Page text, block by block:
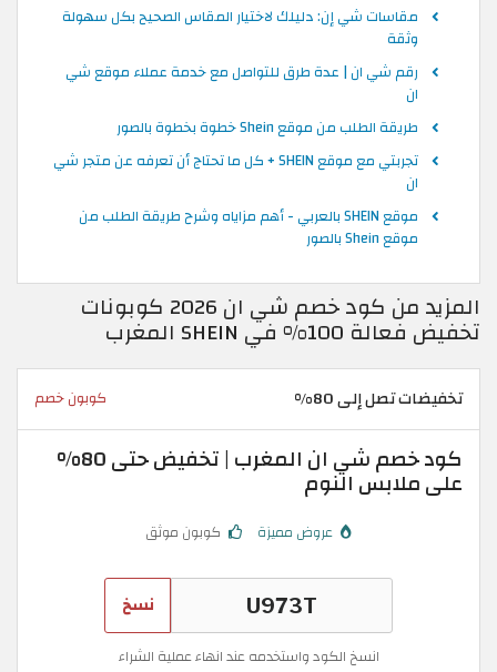
مقاسات شي إن: دليلك لاختيار المقاس الصحيح بكل سهولة
وثقة
رقم شي ان | عدة طرق للتواصل مع خدمة عملاء موقع شي
ان
طريقة الطلب من موقع Shein خطوة بخطوة بالصور
تجربتي مع موقع SHEIN + كل ما تحتاج أن تعرفه عن متجر شي
ان
موقع SHEIN بالعربي - أهم مزاياه وشرح طريقة الطلب من
موقع Shein بالصور
المزيد من كود خصم شي ان 2026 كوبونات
تخفيض فعالة 100% في SHEIN المغرب
تخفيضات تصل إلى 80% كوبون خصم
كود خصم شي ان المغرب | تخفيض حتى 80%
على ملابس النوم
عروض مميزة كوبون موثق
نسخ
انسخ الكود واستخدمه عند انهاء عملية الشراء